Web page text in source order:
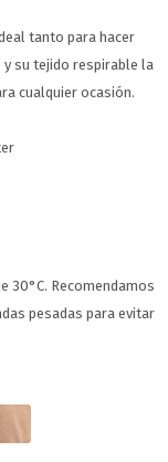
tanto para hacer
su tejido respirable la
cualquier ocasión.
30°C. Recomendamos
pesadas para evitar